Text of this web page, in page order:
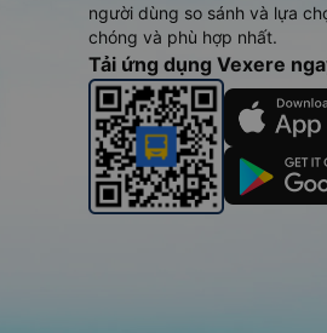
người dùng so sánh và lựa
chóng và phù hợp nhất.
Tải ứng dụng Vexere